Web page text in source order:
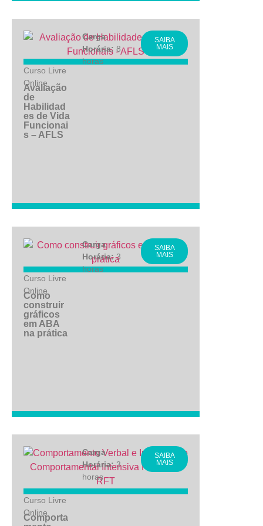
Curso Livre
Online
Avaliação
de
Habilidad
es de Vida
Funcionai
s – AFLS
Carga
Horária: 8
horas
SAIBA
MAIS
Curso Livre
Online
Como
construir
gráficos
em ABA
na prática
Carga
Horária:3
horas
SAIBA
MAIS
Curso Livre
Online
Comporta
Carga
Horária:3
horas
SAIBA
MAIS